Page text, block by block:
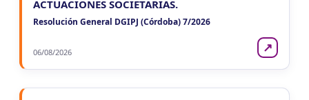
CUIT 0-1-2-3-4-…
VIE
7 LA RIOJA
ACTUACIONES SOCIETARIAS.
Resolución General DGIPJ (Córdoba) 7/2026
06/08/2026 ↗